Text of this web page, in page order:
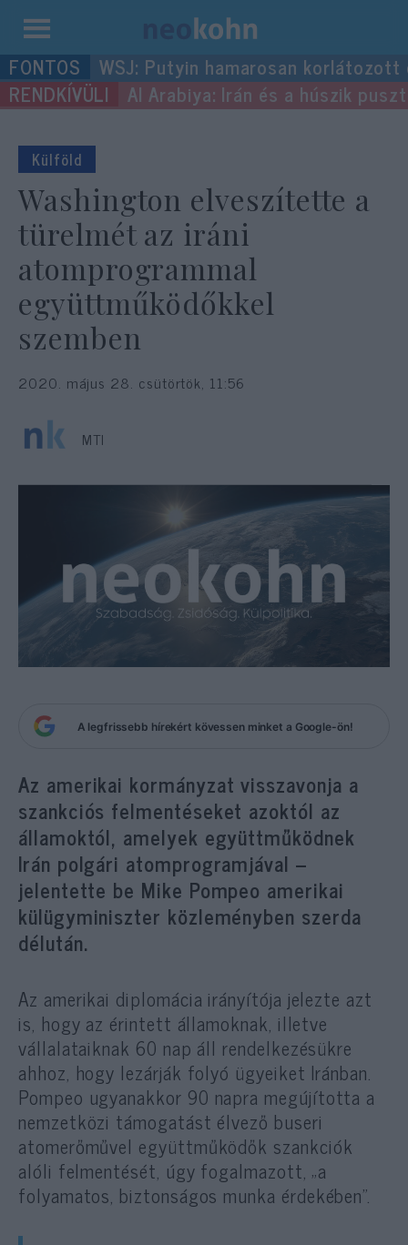
Kilépés
a
tartalomba
WSJ: Putyin hamarosan
Al Arabiya: Irán és a húszik
Külföld
Washington elveszítette a
türelmét az iráni
atomprogrammal
együttműködőkkel
szemben
2020. május 28. csütörtök, 11:56
MTI
A legfrissebb hírekért kövessen minket a Google-ön!
Az amerikai kormányzat visszavonja a
szankciós felmentéseket azoktól az
államoktól, amelyek együttműködnek
Irán polgári atomprogramjával –
jelentette be Mike Pompeo amerikai
külügyminiszter közleményben szerda
délután.
Az amerikai diplomácia irányítója jelezte azt
is, hogy az érintett államoknak, illetve
vállalataiknak 60 nap áll rendelkezésükre
ahhoz, hogy lezárják folyó ügyeiket Iránban.
Pompeo ugyanakkor 90 napra megújította a
nemzetközi támogatást élvező buseri
atomerőművel együttműködők szankciók
alóli felmentését, úgy fogalmazott, „a
folyamatos, biztonságos munka érdekében”.